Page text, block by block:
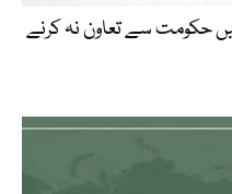
حکومت سے تعاون نہ کرنے